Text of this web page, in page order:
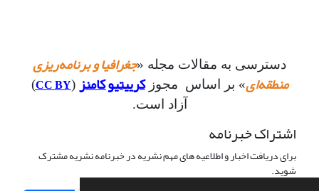
دسترسی به مقالات مجله «جغرافیا و برنامه‌ریزی
منطقه‌ای» بر اساس مجوزکرییتیو کامنز (
CC BY
)
آزاد است.
اشتراک خبرنامه
برای دریافت اخبار و اطلاعیه های مهم نشریه در خبرنامه نشریه مشترک
شوید.